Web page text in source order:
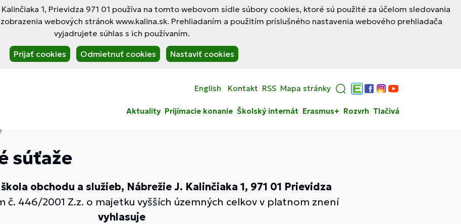
1, Prievidza 971 01 používa na tomto webovom sídle súbory cookies, ktoré sú použité za účelom sledovania
webových stránok www.kalina.sk. Prehliadaním a použitím príslušného nastavenia webového prehliadača
vyjadrujete súhlas s ich používaním.
Prijať cookies Odmietnuť cookies Nastaviť cookies
English Kontakt RSS Mapa stránky
Edupage
Facebook
Instagram
YouTube
Aktuality Prijímacie konanie Školský internát Erasmus+ Rozvrh Tlačivá
súťaže
obchodu a služieb, Nábrežie J. Kalinčiaka 1, 971 01 Prievidza
č. 446/2001 Z.z. o majetku vyšších územných celkov v platnom znení
vyhlasuje